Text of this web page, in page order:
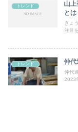
トレンド
山
とは
きょ
注目
トレンド 仲
仲代
2023